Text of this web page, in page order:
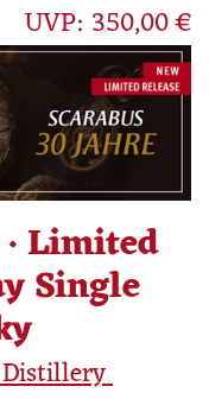
UVP: 350,00 €
Limited
Single
Distillery